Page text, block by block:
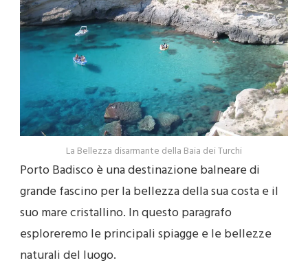
La Bellezza disarmante della Baia dei Turchi
Porto Badisco è una destinazione balneare di
grande fascino per la bellezza della sua costa e il
suo mare cristallino. In questo paragrafo
esploreremo le principali spiagge e le bellezze
naturali del luogo.